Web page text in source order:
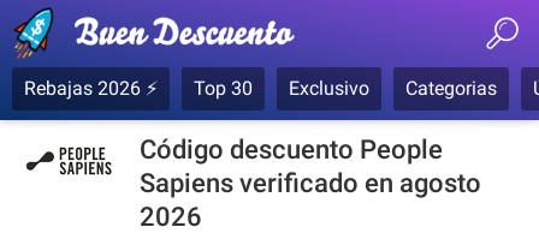
Rebajas 2026 ⚡ Top 30 Exclusivo Categorias
Código descuento People
Sapiens verificado en agosto
2026